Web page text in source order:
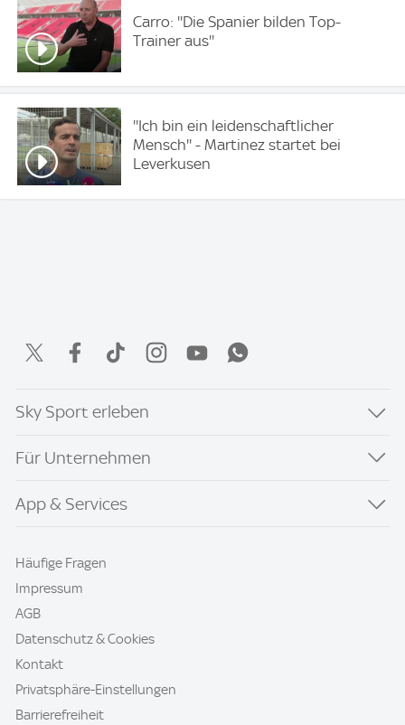
Carro: ''Die Spanier bilden Top-
Trainer aus''
''Ich bin ein leidenschaftlicher
Mensch'' - Martinez startet bei
Leverkusen
Sky Sport erleben
Für Unternehmen
App & Services
Häufige Fragen
Impressum
AGB
Datenschutz & Cookies
Kontakt
Privatsphäre-Einstellungen
Barrierefreiheit